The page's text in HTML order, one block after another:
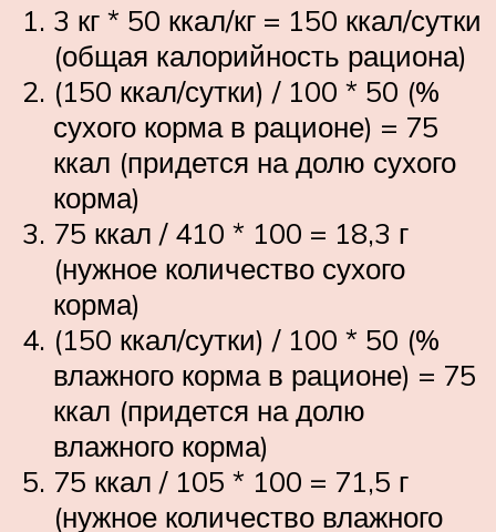
3 кг * 50 ккал/кг = 150 ккал/сутки
(общая калорийность рациона)
(150 ккал/сутки) / 100 * 50 (%
сухого корма в рационе) = 75
ккал (придется на долю сухого
корма)
75 ккал / 410 * 100 = 18,3 г
(нужное количество сухого
корма)
(150 ккал/сутки) / 100 * 50 (%
влажного корма в рационе) = 75
ккал (придется на долю
влажного корма)
75 ккал / 105 * 100 = 71,5 г
(нужное количество влажного